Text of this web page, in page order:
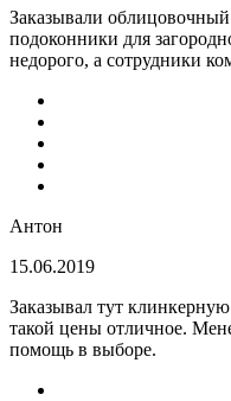
Заказывали
подоконники для
недорого, а сотрудники
Антон
15.06.2019
Заказывал тут
такой цены отличное.
помощь в выборе.